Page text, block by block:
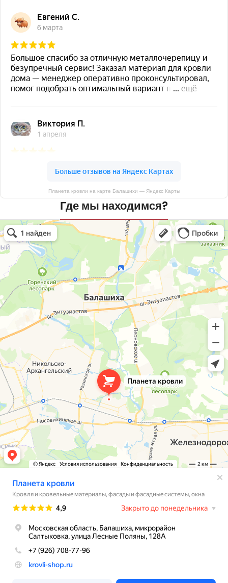
Планета кровли на карте Балашихи — Яндекс Карты
Где мы находимся?
Планета кровли
Кровля и кровельные материалы в Балашихе
Окна в Балашихе